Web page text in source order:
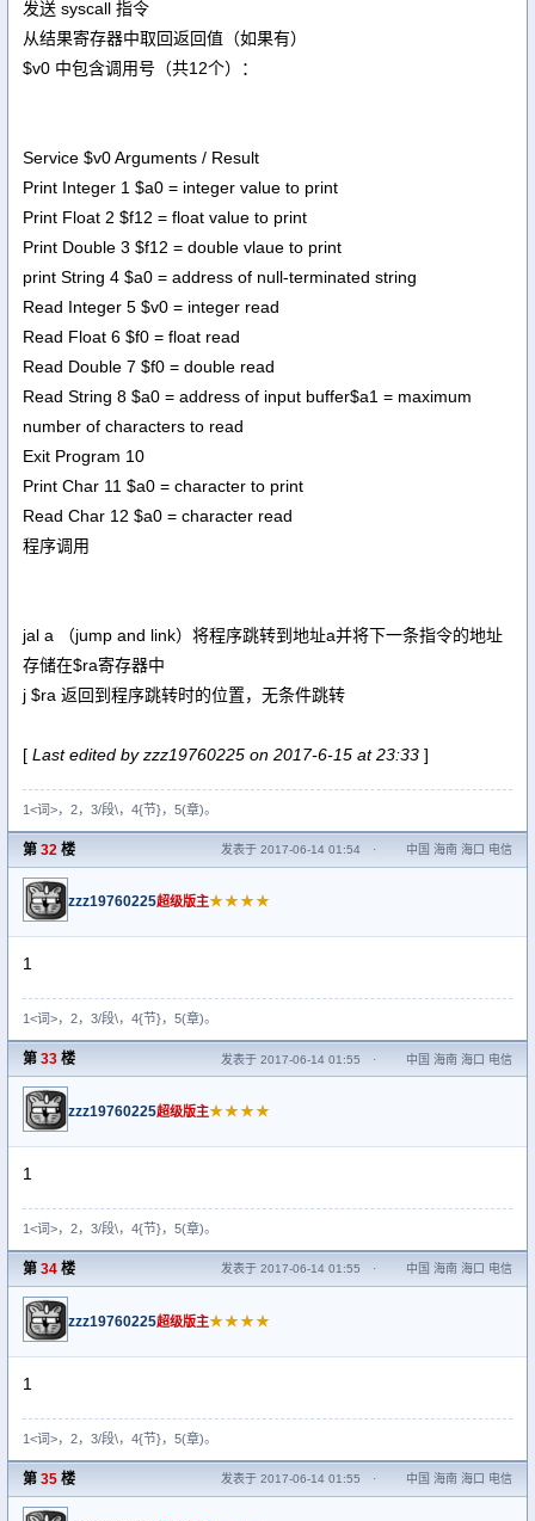
发送 syscall 指令
从结果寄存器中取回返回值（如果有）
$v0 中包含调用号（共12个）：
Service $v0 Arguments / Result
Print Integer 1 $a0 = integer value to print
Print Float 2 $f12 = float value to print
Print Double 3 $f12 = double vlaue to print
print String 4 $a0 = address of null-terminated string
Read Integer 5 $v0 = integer read
Read Float 6 $f0 = float read
Read Double 7 $f0 = double read
Read String 8 $a0 = address of input buffer$a1 = maximum
number of characters to read
Exit Program 10
Print Char 11 $a0 = character to print
Read Char 12 $a0 = character read
程序调用
jal a （jump and link）将程序跳转到地址a并将下一条指令的地址
存储在$ra寄存器中
j $ra 返回到程序跳转时的位置，无条件跳转
[ Last edited by zzz19760225 on 2017-6-15 at 23:33 ]
1<词>，2，3/段\，4{节}，5(章)。
第 32 楼 发表于 2017-06-14 01:54 · 中国 海南 海口 电信
zzz19760225超级版主★★★★
1
1<词>，2，3/段\，4{节}，5(章)。
第 33 楼 发表于 2017-06-14 01:55 · 中国 海南 海口 电信
zzz19760225超级版主★★★★
1
1<词>，2，3/段\，4{节}，5(章)。
第 34 楼 发表于 2017-06-14 01:55 · 中国 海南 海口 电信
zzz19760225超级版主★★★★
1
1<词>，2，3/段\，4{节}，5(章)。
第 35 楼 发表于 2017-06-14 01:55 · 中国 海南 海口 电信